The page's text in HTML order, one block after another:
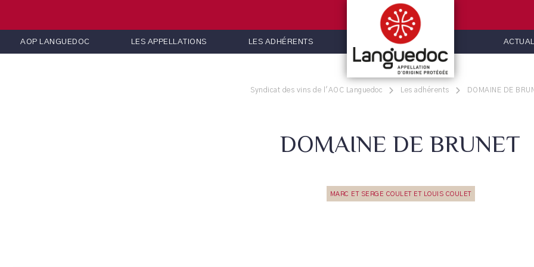
AOP LANGUEDOC LES APPELLATIONS LES ADHÉRENTS
Syndicat des vins de l'AOC Languedoc Les adhérents DOMAINE DE
DOMAINE DE BRUNET
MARC ET SERGE COULET ET LOUIS COULET